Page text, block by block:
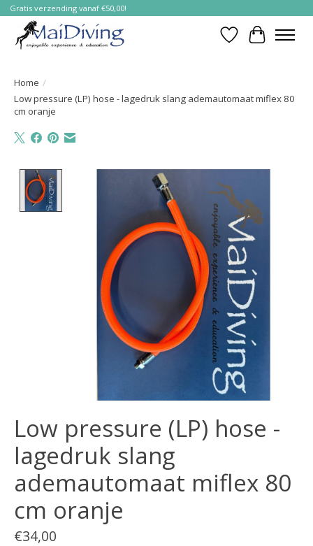
Gratis verzending vanaf €50,00!
Verlanglijst
Home /
Low pressure (LP) hose - lagedruk slang ademautomaat miflex 80
cm oranje
Product image slideshow Items
Low pressure (LP) hose -
lagedruk slang
ademautomaat miflex 80
cm oranje
€34,00